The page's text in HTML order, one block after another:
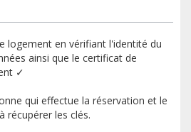
logement en vérifiant l'identité du
ainsi que le certificat de
✓
qui effectue la réservation et le
récupérer les clés.